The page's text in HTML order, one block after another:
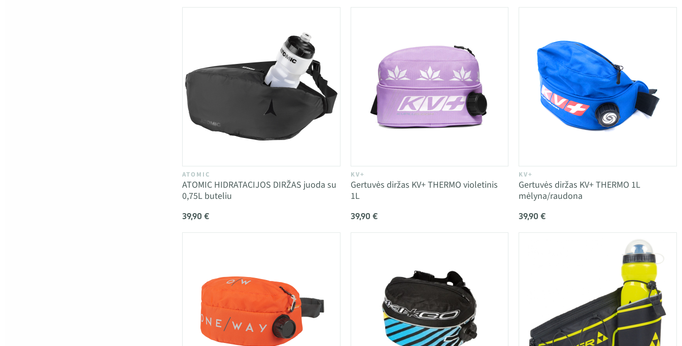
ATOMIC
ATOMIC HIDRATACIJOS DIRŽAS juoda su
0,75L buteliu
39,90 €
KV+
Gertuvės diržas KV+ THERMO violetinis
1L
39,90 €
KV+
Gertuvės diržas KV+ THERMO 1L
mėlyna/raudona
39,90 €